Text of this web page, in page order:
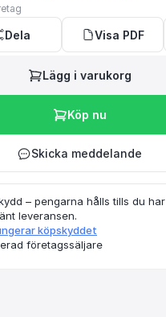
Dela Visa PDF
Lägg i varukorg
Köp nu
Skicka meddelande
– pengarna hålls tills du har
leveransen.
köpskyddet
företagssäljare